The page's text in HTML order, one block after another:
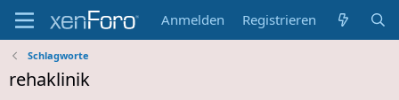
Anmelden Registrieren
Schlagworte
rehaklinik